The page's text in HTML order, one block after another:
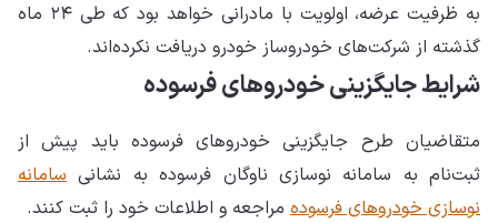
به ظرفیت عرضه، اولویت با مادرانی خواهد بود که طی ۲۴ ماه
گذشته از شرکت‌های خودروساز خودرو دریافت نکرده‌اند.
شرایط جایگزینی خودروهای فرسوده
متقاضیان طرح جایگزینی خودروهای فرسوده باید پیش از
ثبت‌نام به سامانه نوسازی ناوگان فرسوده به نشانی سامانه
نوسازی خودروهای فرسوده مراجعه و اطلاعات خود را ثبت کنند.